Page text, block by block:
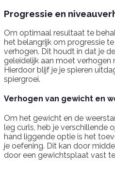
Progressie en
Om optimaal resultaat te
het belangrijk om progressie
verhogen. Dit houdt in dat je
geleidelijk aan moet verhogen
Hierdoor blijf je je spieren
spiergroei.
Verhogen van gewicht en
Om het gewicht en de
leg curls, heb je verschillende
hand liggende optie is het
je oefening. Dit kan door
door een gewichtsplaat vast